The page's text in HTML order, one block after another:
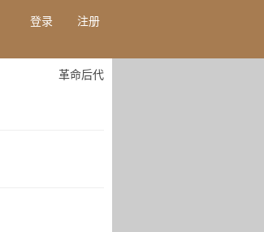
登录 注册
革命后代